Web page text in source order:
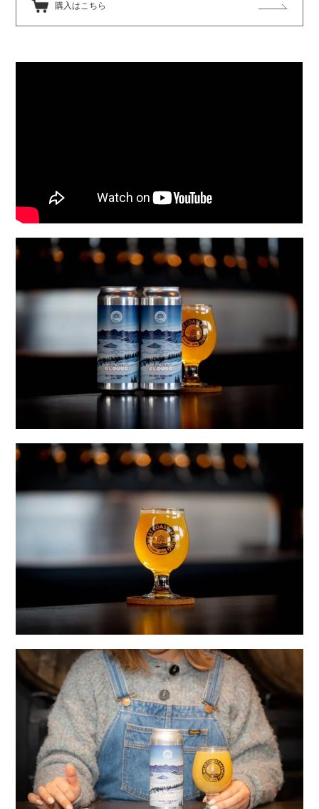
購入はこちら